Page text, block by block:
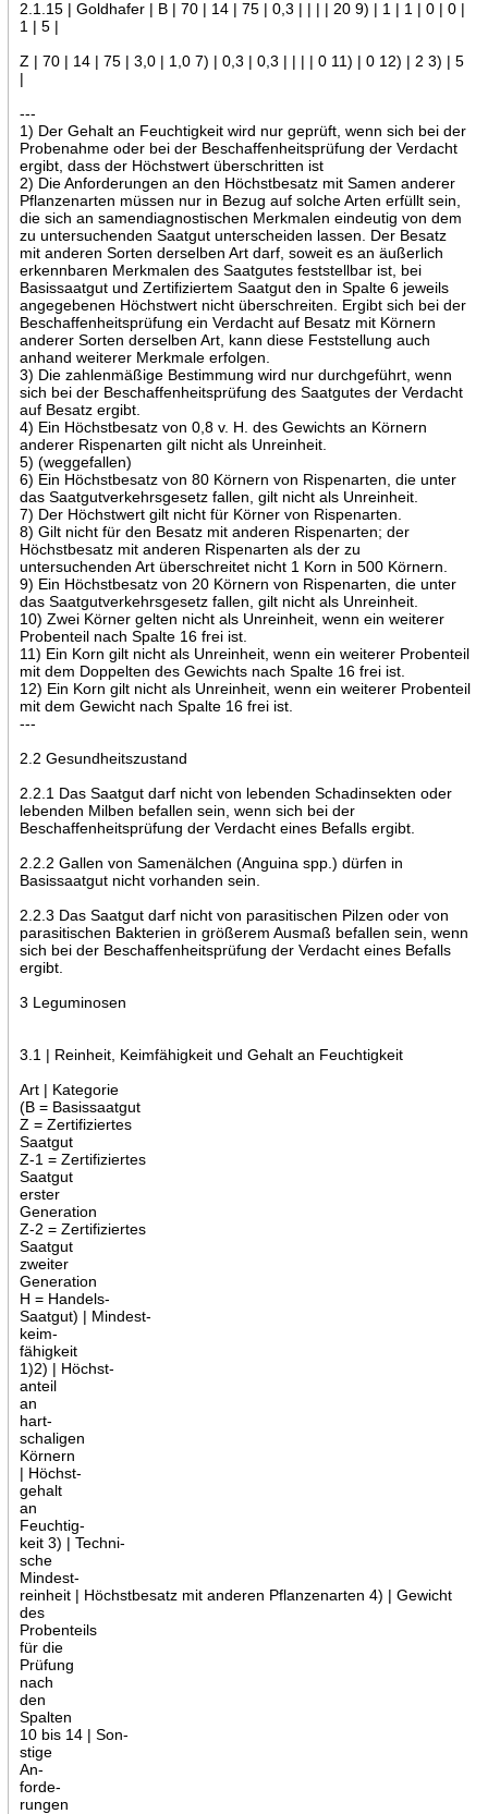
2.1.15 | Goldhafer | B | 70 | 14 | 75 | 0,3 | | | | 20 9) | 1 | 1 | 0 | 0 |
1 | 5 |
Z | 70 | 14 | 75 | 3,0 | 1,0 7) | 0,3 | 0,3 | | | | 0 11) | 0 12) | 2 3) | 5
|
---
1) Der Gehalt an Feuchtigkeit wird nur geprüft, wenn sich bei der
Probenahme oder bei der Beschaffenheitsprüfung der Verdacht
ergibt, dass der Höchstwert überschritten ist
2) Die Anforderungen an den Höchstbesatz mit Samen anderer
Pflanzenarten müssen nur in Bezug auf solche Arten erfüllt sein,
die sich an samendiagnostischen Merkmalen eindeutig von dem
zu untersuchenden Saatgut unterscheiden lassen. Der Besatz
mit anderen Sorten derselben Art darf, soweit es an äußerlich
erkennbaren Merkmalen des Saatgutes feststellbar ist, bei
Basissaatgut und Zertifiziertem Saatgut den in Spalte 6 jeweils
angegebenen Höchstwert nicht überschreiten. Ergibt sich bei der
Beschaffenheitsprüfung ein Verdacht auf Besatz mit Körnern
anderer Sorten derselben Art, kann diese Feststellung auch
anhand weiterer Merkmale erfolgen.
3) Die zahlenmäßige Bestimmung wird nur durchgeführt, wenn
sich bei der Beschaffenheitsprüfung des Saatgutes der Verdacht
auf Besatz ergibt.
4) Ein Höchstbesatz von 0,8 v. H. des Gewichts an Körnern
anderer Rispenarten gilt nicht als Unreinheit.
5) (weggefallen)
6) Ein Höchstbesatz von 80 Körnern von Rispenarten, die unter
das Saatgutverkehrsgesetz fallen, gilt nicht als Unreinheit.
7) Der Höchstwert gilt nicht für Körner von Rispenarten.
8) Gilt nicht für den Besatz mit anderen Rispenarten; der
Höchstbesatz mit anderen Rispenarten als der zu
untersuchenden Art überschreitet nicht 1 Korn in 500 Körnern.
9) Ein Höchstbesatz von 20 Körnern von Rispenarten, die unter
das Saatgutverkehrsgesetz fallen, gilt nicht als Unreinheit.
10) Zwei Körner gelten nicht als Unreinheit, wenn ein weiterer
Probenteil nach Spalte 16 frei ist.
11) Ein Korn gilt nicht als Unreinheit, wenn ein weiterer Probenteil
mit dem Doppelten des Gewichts nach Spalte 16 frei ist.
12) Ein Korn gilt nicht als Unreinheit, wenn ein weiterer Probenteil
mit dem Gewicht nach Spalte 16 frei ist.
---
2.2 Gesundheitszustand
2.2.1 Das Saatgut darf nicht von lebenden Schadinsekten oder
lebenden Milben befallen sein, wenn sich bei der
Beschaffenheitsprüfung der Verdacht eines Befalls ergibt.
2.2.2 Gallen von Samenälchen (Anguina spp.) dürfen in
Basissaatgut nicht vorhanden sein.
2.2.3 Das Saatgut darf nicht von parasitischen Pilzen oder von
parasitischen Bakterien in größerem Ausmaß befallen sein, wenn
sich bei der Beschaffenheitsprüfung der Verdacht eines Befalls
ergibt.
3 Leguminosen
3.1 | Reinheit, Keimfähigkeit und Gehalt an Feuchtigkeit
Art | Kategorie
(B = Basissaatgut
Z = Zertifiziertes
Saatgut
Z-1 = Zertifiziertes
Saatgut
erster
Generation
Z-2 = Zertifiziertes
Saatgut
zweiter
Generation
H = Handels-
Saatgut) | Mindest-
keim-
fähigkeit
1)2) | Höchst-
anteil
an
hart-
schaligen
Körnern
| Höchst-
gehalt
an
Feuchtig-
keit 3) | Techni-
sche
Mindest-
reinheit | Höchstbesatz mit anderen Pflanzenarten 4) | Gewicht
des
Probenteils
für die
Prüfung
nach
den
Spalten
10 bis 14 | Son-
stige
An-
forde-
rungen